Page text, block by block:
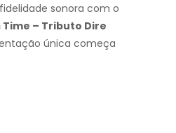
sonora com o
– Tributo Dire
única começa